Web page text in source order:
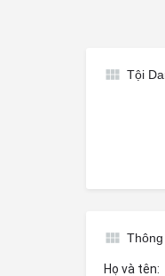
Tội
Họ và tên: